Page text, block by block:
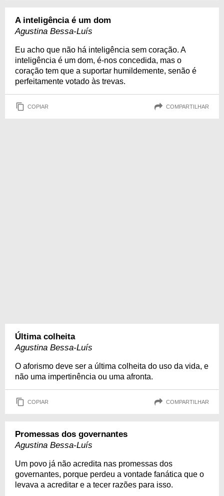
A inteligência é um dom
Agustina Bessa-Luís
Eu acho que não há inteligência sem coração. A
inteligência é um dom, é-nos concedida, mas o
coração tem que a suportar humildemente, senão é
perfeitamente votado às trevas.
COPIAR COMPARTILHAR
Última colheita
Agustina Bessa-Luís
O aforismo deve ser a última colheita do uso da vida, e
não uma impertinência ou uma afronta.
COPIAR COMPARTILHAR
Promessas dos governantes
Agustina Bessa-Luís
Um povo já não acredita nas promessas dos
governantes, porque perdeu a vontade fanática que o
levava a acreditar e a tecer razões para isso.